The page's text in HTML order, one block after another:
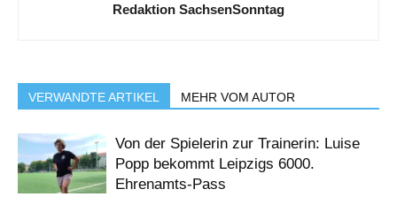
Redaktion SachsenSonntag
VERWANDTE ARTIKEL MEHR VOM AUTOR
Von der Spielerin zur Trainerin: Luise
Popp bekommt Leipzigs 6000.
Ehrenamts-Pass